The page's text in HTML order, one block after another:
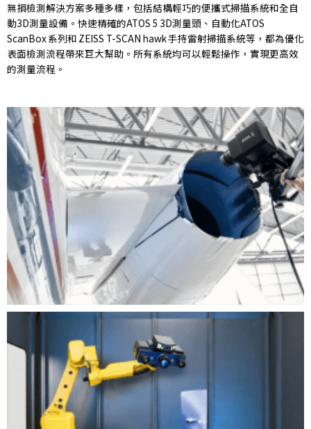
無損檢測解決方案多種多樣，包括結構輕巧的便攜式掃描系統和全自
動3D測量設備。快速精確的ATOS 5 3D測量頭、自動化ATOS
ScanBox 系列和 ZEISS T-SCAN hawk 手持雷射掃描系統等，都為優化
表面檢測流程帶來巨大幫助。所有系統均可以輕鬆操作，實現更高效
的測量流程。